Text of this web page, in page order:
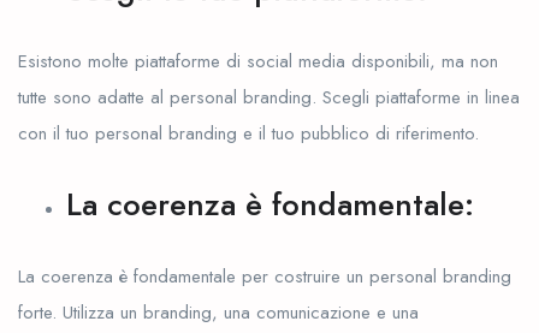
Esistono molte piattaforme di social media disponibili, ma non
tutte sono adatte al personal branding. Scegli piattaforme in linea
con il tuo personal branding e il tuo pubblico di riferimento.
La coerenza è fondamentale:
La coerenza è fondamentale per costruire un personal branding
forte. Utilizza un branding, una comunicazione e una